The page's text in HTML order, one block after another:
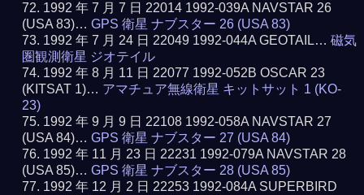
1992 年 7 月 7 日 22014 1992-039A NAVSTAR 26
(USA 83)…GPS 衛星 ナブスター 26 (USA 83)
1992 年 7 月 24 日 22049 1992-044A GEOTAIL…磁気
圏観測衛星 ジオテイル
1992 年 8 月 11 日 22077 1992-052B OSCAR 23
(KITSAT 1)… アマチュア無線衛星 キットサット 1 (KO-
23)
1992 年 9 月 9 日 22108 1992-058A NAVSTAR 27
(USA 84)…GPS 衛星 ナブスター 27 (USA 84)
1992 年 11 月 23 日 22231 1992-079A NAVSTAR 28
(USA 85)…GPS 衛星 ナブスター 28 (USA 85)
1992 年 12 月 2 日 22253 1992-084A SUPERBIRD